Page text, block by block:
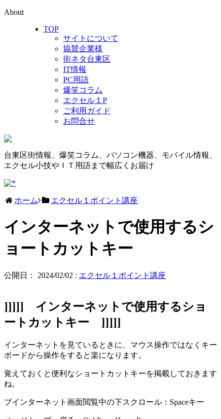
About
TOP
サイトについて
協賛企業様
街ネタ台東区
IT情報
PC用語
爆笑コラム
エクセル１P
ご利用ガイド
お問合せ
台東区街情報、爆笑コラム、パソコン機器、モバイル情報、
エクセル小技やＩＴ用語まで幅広くお届け
ホーム エクセル１ポイント講座
インターネットで使用するシ
ョートカットキー
公開日： 2024/02/02 : エクセル１ポイント講座
]]]]] インターネットで使用するショ
ートカットキー ]]]]]
インターネットを見ているときに、マウス操作ではなくキー
ボードから操作をすると楽になります。
覚えておくと便利なショートカットキーを掲載しておきます
ね。
ブインターネット画面閲覧中の下スクロール：Spaceキー